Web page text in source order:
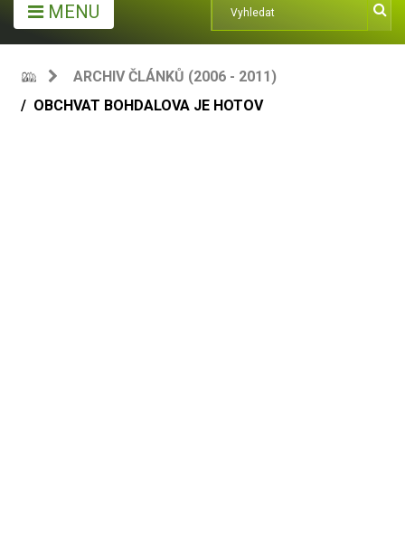
MENU
ARCHIV ČLÁNKŮ (2006 - 2011)
OBCHVAT BOHDALOVA JE HOTOV